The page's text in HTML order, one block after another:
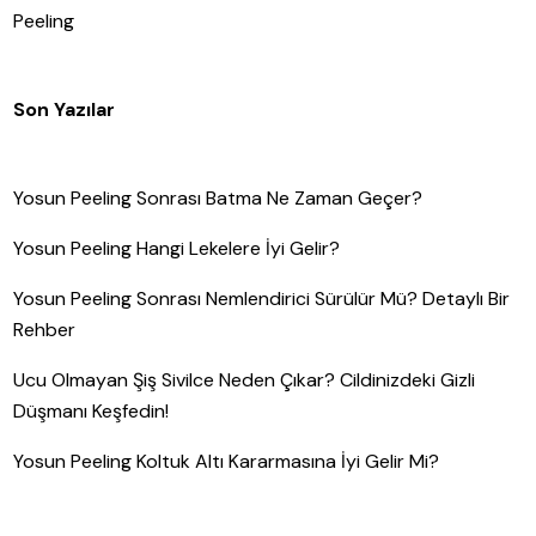
Peeling
Son Yazılar
Yosun Peeling Sonrası Batma Ne Zaman Geçer?
Yosun Peeling Hangi Lekelere İyi Gelir?
Yosun Peeling Sonrası Nemlendirici Sürülür Mü? Detaylı Bir
Rehber
Ucu Olmayan Şiş Sivilce Neden Çıkar? Cildinizdeki Gizli
Düşmanı Keşfedin!
Yosun Peeling Koltuk Altı Kararmasına İyi Gelir Mi?